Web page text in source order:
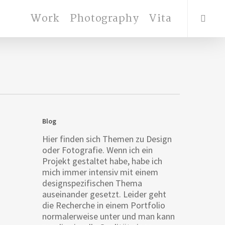
Work Photography Vita
Blog
Hier finden sich Themen zu Design
oder Fotografie. Wenn ich ein
Projekt gestaltet habe, habe ich
mich immer intensiv mit einem
designspezifischen Thema
auseinander gesetzt. Leider geht
die Recherche in einem Portfolio
normalerweise unter und man kann